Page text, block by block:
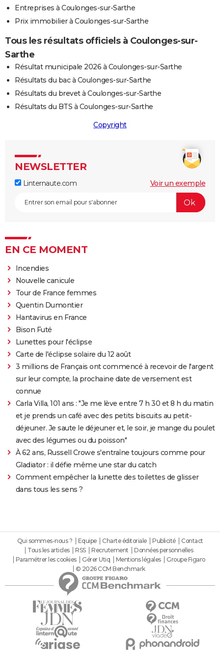
Entreprises à Coulonges-sur-Sarthe
Prix immobilier à Coulonges-sur-Sarthe
Tous les résultats officiels à Coulonges-sur-
Sarthe
Résultat municipale 2026 à Coulonges-sur-Sarthe
Résultats du bac à Coulonges-sur-Sarthe
Résultats du brevet à Coulonges-sur-Sarthe
Résultats du BTS à Coulonges-sur-Sarthe
Copyright
NEWSLETTER
Linternaute.com Voir un exemple
EN CE MOMENT
Incendies
Nouvelle canicule
Tour de France femmes
Quentin Dumontier
Hantavirus en France
Bison Futé
Lunettes pour l'éclipse
Carte de l'éclipse solaire du 12 août
3 millions de Français ont commencé à recevoir de l'argent
sur leur compte, la prochaine date de versement est
connue
Carla Villa, 101 ans : "Je me lève entre 7 h 30 et 8 h du matin
et je prends un café avec des petits biscuits au petit-
déjeuner. Je saute le déjeuner et, le soir, je mange du poulet
avec des légumes ou du poisson"
À 62 ans, Russell Crowe s'entraîne toujours comme pour
Gladiator : il défie même une star du catch
Comment empêcher la lunette des toilettes de glisser
dans tous les sens ?
Qui sommes-nous ? Equipe Charte éditoriale Publicité
Contact
Tous les articles
RSS Recrutement
Données personnelles
Paramétrer les cookies
Gérer Utiq Mentions légales
Groupe Figaro
© 2026 CCM Benchmark